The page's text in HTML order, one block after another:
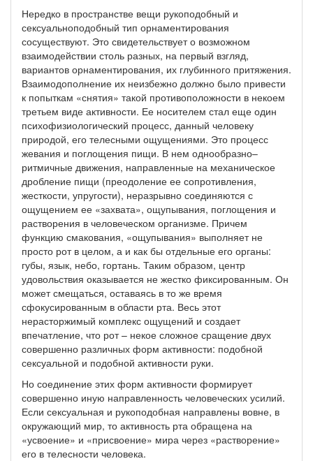
Нередко в пространстве вещи рукоподобный и
сексуальноподобный тип орнаментирования
сосуществуют. Это свидетельствует о возможном
взаимодействии столь разных, на первый взгляд,
вариантов орнаментирования, их глубинного притяжения.
Взаимодополнение их неизбежно должно было привести
к попыткам «снятия» такой противоположности в некоем
третьем виде активности. Ее носителем стал еще один
психофизиологический процесс, данный человеку
природой, его телесными ощущениями. Это процесс
жевания и поглощения пищи. В нем однообразно–
ритмичные движения, направленные на механическое
дробление пищи (преодоление ее сопротивления,
жесткости, упругости), неразрывно соединяются с
ощущением ее «захвата», ощупывания, поглощения и
растворения в человеческом организме. Причем
функцию смакования, «ощупывания» выполняет не
просто рот в целом, а и как бы отдельные его органы:
губы, язык, небо, гортань. Таким образом, центр
удовольствия оказывается не жестко фиксированным. Он
может смещаться, оставаясь в то же время
сфокусированным в области рта. Весь этот
нерасторжимый комплекс ощущений и создает
впечатление, что рот – некое сложное сращение двух
совершенно различных форм активности: подобной
сексуальной и подобной активности руки.
Но соединение этих форм активности формирует
совершенно иную направленность человеческих усилий.
Если сексуальная и рукоподобная направлены вовне, в
окружающий мир, то активность рта обращена на
«усвоение» и «присвоение» мира через «растворение»
его в телесности человека.